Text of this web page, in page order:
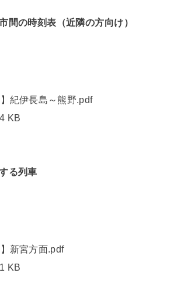
間の時刻表（近隣の方向け）
紀伊長島～熊野.pdf
KB
る列車
新宮方面.pdf
KB